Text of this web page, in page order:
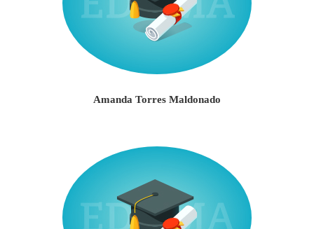
Amanda Torres Maldonado